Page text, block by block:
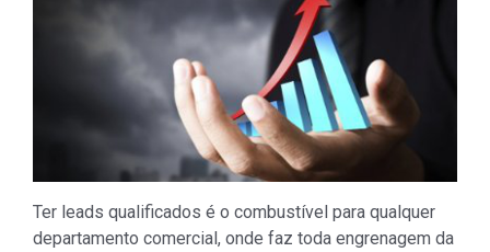
Ter leads qualificados é o combustível para qualquer
departamento comercial, onde faz toda engrenagem da